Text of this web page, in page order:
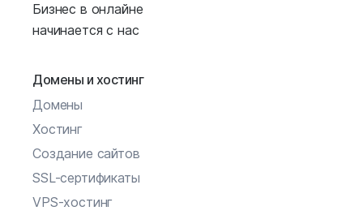
Бизнес в онлайне
начинается с нас
Домены и хостинг
Домены
Хостинг
Создание сайтов
SSL-сертификаты
VPS-хостинг